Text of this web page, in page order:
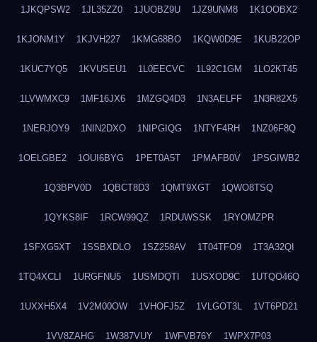
1JKQPSW2 1JL35ZZ0 1JUOBZ9U 1JZ9UNM8 1K1OOBX2
1KJONM1Y 1KJVH227 1KMG68BO 1KQW0D9E 1KUB22OP
1KUC7YQ5 1KVUSEU1 1L0EECVC 1L92C1GM 1LO2KT45
1LVWMXC9 1MF16JX6 1MZGQ4D3 1N3AELFF 1N3R82X5
1NERJOY9 1NIN2DXO 1NIPGIQG 1NTYF4RH 1NZ06F8Q
1OELGBE2 1OUI6BYG 1PET0A5T 1PMAFB0V 1PSGIWB2
1Q3BPV0D 1QBCT8D3 1QMT9XGT 1QWO8TSQ
1QYKS8IF 1RCW99QZ 1RDUWSSK 1RYOMZPR
1SFXG5XT 1SSBXDLO 1SZ258AV 1T04TFO9 1T3A32QI
1TQ4XCLI 1URGFNU5 1USMDQTI 1USXOD9C 1UTQO46Q
1UXXH5X4 1V2M00OW 1VHOFJ5Z 1VLGOT3L 1VT6PD21
1VV8ZAHG 1W387VUY 1WFVB76Y 1WPX7P03